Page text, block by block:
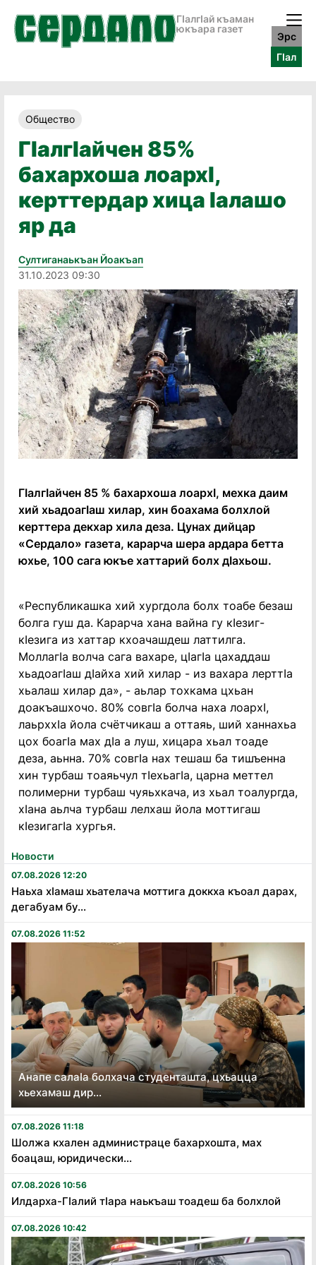
ГӀалгӀай къаман
юкъара газет
Эрс
ГӀал
Новости
07.08.2026 12:20
Наьха хӏамаш хьателача моттига доккха къоал дарах,
дегабуам бу...
07.08.2026 11:52
Анапе салаӏа болхача студенташта, цхьацца
хьехамаш дир...
07.08.2026 11:18
Шолжа кхален администраце бахархошта, мах
боацаш, юридически...
07.08.2026 10:56
Илдарха-Гӏалий тӏара наькъаш тоадеш ба болхлой
07.08.2026 10:42
Общество
ГӀалгӀайчен 85%
бахархоша лоархӀ,
керттердар хица Ӏалашо
яр да
Султиганаькъан Йоакъап
31.10.2023 09:30
ГӀалгӀайчен 85 % бахархоша лоархӀ, мехка даим
хий хьадоагӀаш хилар, хин боахама болхлой
керттера декхар хила деза. Цунах дийцар
«Сердало» газета, карарча шера ардара бетта
юхье, 100 сага юкъе хаттарий болх дӀахьош.
«Республикашка хий хургдола болх тоабе безаш
болга гуш да. Карарча хана вайна гу кӀезиг-
кӀезига из хаттар кхоачашдеш латтилга.
МоллагӀа волча сага вахаре, цӀагӀа цахаддаш
хьадоагӀаш дӀайха хий хилар - из вахара лерттӀа
хьалаш хилар да», - аьлар тохкама цхьан
доакъашхочо. 80% совгӀа болча наха лоархӀ,
лаьрххӀа йола счётчикаш а оттаяь, ший ханнахьа
цох боагӀа мах дӀа а луш, хицара хьал тоаде
деза, аьнна. 70% совгӀа нах тешаш ба тишъенна
хин турбаш тоаяьчул тӀехьагӀа, царна меттел
полимерни турбаш чуяьхкача, из хьал тоалургда,
хӀана аьлча турбаш лелхаш йола моттигаш
кӀезигагӀа хургья.